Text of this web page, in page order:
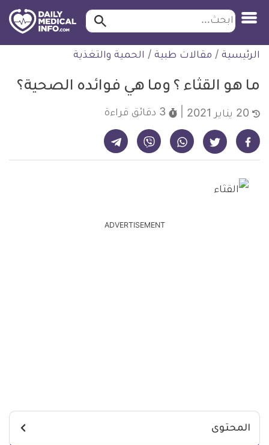
التخطي
للمحتوى
طبية
ابحث ابحث…
الرئيسية / مقالات طبية / الحمية والتغذية
ما هو القثاء ؟ وما هي فوائده الصحية؟
3 دقائق قراءة
شارك على فيسبوك - ديلي ميديكال انفو شارك على تويتر - ديلي ميديكال انفو شارك على واتساب - ديلي ميديكال انفو شارك على فايبر - ديلي ميديكال انفو شارك على تيليجرام - ديلي ميديكال انفو
ADVERTISEMENT
المحتوى